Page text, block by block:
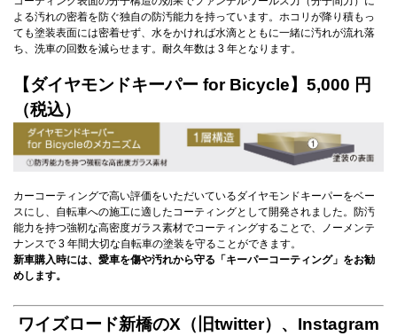
よる汚れの密着を防ぐ独自の防汚能力を持っています。ホコリが降り積もっ
ても塗装表面には密着せず、水をかければ水滴とともに一緒に汚れが流れ落
ち、洗車の回数を減らせます。耐久年数は 3 年となります。
【ダイヤモンドキーパー for Bicycle】5,000 円
（税込）
カーコーティングで高い評価をいただいているダイヤモンドキーパーをベー
スにし、自転車への施工に適したコーティングとして開発されました。防汚
能力を持つ強靭な高密度ガラス素材でコーティングすることで、ノーメンテ
ナンスで 3 年間大切な自転車の塗装を守ることができます。
新車購入時には、愛車を傷や汚れから守る「キーパーコーティング」をお勧
めします。
ワイズロード新橋のX（旧twitter）、Instagram